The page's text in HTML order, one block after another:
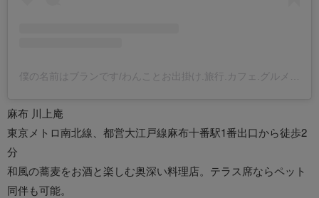
麻布 川上庵
東京メトロ南北線、都営大江戸線麻布十番駅1番出口から徒歩2
分
和風の蕎麦をお酒と楽しむ奥深い料理店。テラス席ならペット
同伴も可能。